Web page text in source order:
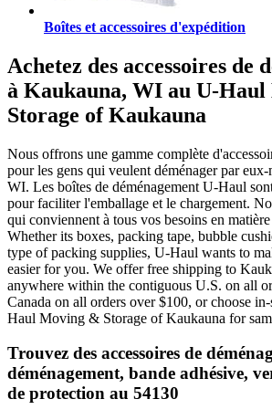
Boîtes et accessoires d'expédition
Achetez des accessoires de
à Kaukauna, WI au U-
Storage of Kaukauna
Nous offrons une gamme complète
pour les gens qui veulent déménager par
WI. Les boîtes de déménagement U-Haul
pour faciliter l'emballage et le chargement.
qui conviennent à tous vos besoins en
Whether its boxes, packing tape, bubble
type of packing supplies, U-Haul wants to
easier for you. We offer free shipping to
anywhere within the contiguous U.S. on all
Canada on all orders over $100, or choose
Haul Moving & Storage of Kaukauna for
Trouvez des accessoires de
déménagement, bande adhésive,
de protection au 54130